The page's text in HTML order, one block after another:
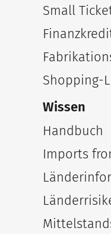
Small
Shopping-
Wissen
Handbuch
Imports